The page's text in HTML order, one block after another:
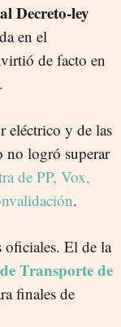
Decreto-ley
en el
de facto en
eléctrico y de las
no logró superar
de PP, Vox,
.
oficiales. El de la
Transporte de
finales de